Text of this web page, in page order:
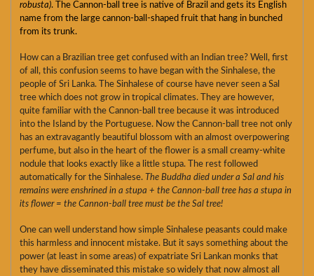
robusta). The Cannon-ball tree is native of Brazil and gets its English
name from the large cannon-ball-shaped fruit that hang in bunched
from its trunk.
How can a Brazilian tree get confused with an Indian tree? Well, first
of all, this confusion seems to have began with the Sinhalese, the
people of Sri Lanka. The Sinhalese of course have never seen a Sal
tree which does not grow in tropical climates. They are however,
quite familiar with the Cannon-ball tree because it was introduced
into the Island by the Portuguese. Now the Cannon-ball tree not only
has an extravagantly beautiful blossom with an almost overpowering
perfume, but also in the heart of the flower is a small creamy-white
nodule that looks exactly like a little stupa. The rest followed
automatically for the Sinhalese. The Buddha died under a Sal and his
remains were enshrined in a stupa + the Cannon-ball tree has a stupa in
its flower = the Cannon-ball tree must be the Sal tree!
One can well understand how simple Sinhalese peasants could make
this harmless and innocent mistake. But it says something about the
power (at least in some areas) of expatriate Sri Lankan monks that
they have disseminated this mistake so widely that now almost all